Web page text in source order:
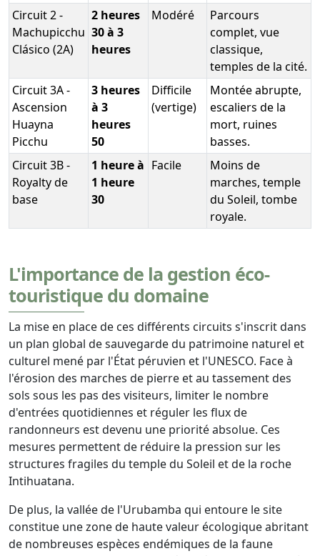
Circuit 2 -
Machupicchu
Clásico (2A)
2 heures
30 à 3
heures
Modéré
Parcours
complet, vue
classique,
temples de la cité.
Circuit 3A -
Ascension
Huayna
Picchu
3 heures
à 3
heures
50
Difficile
(vertige)
Montée abrupte,
escaliers de la
mort, ruines
basses.
Circuit 3B -
Royalty de
base
1 heure à
1 heure
30
Facile
Moins de
marches, temple
du Soleil, tombe
royale.
L'importance de la gestion éco-
touristique du domaine
La mise en place de ces différents circuits s'inscrit dans
un plan global de sauvegarde du patrimoine naturel et
culturel mené par l'État péruvien et l'UNESCO. Face à
l'érosion des marches de pierre et au tassement des
sols sous les pas des visiteurs, limiter le nombre
d'entrées quotidiennes et réguler les flux de
randonneurs est devenu une priorité absolue. Ces
mesures permettent de réduire la pression sur les
structures fragiles du temple du Soleil et de la roche
Intihuatana.
De plus, la vallée de l'Urubamba qui entoure le site
constitue une zone de haute valeur écologique abritant
de nombreuses espèces endémiques de la faune